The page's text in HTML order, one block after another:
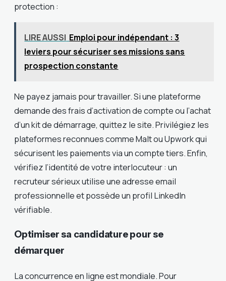
protection :
LIRE AUSSI Emploi pour indépendant : 3
leviers pour sécuriser ses missions sans
prospection constante
Ne payez jamais pour travailler. Si une plateforme
demande des frais d’activation de compte ou l’achat
d’un kit de démarrage, quittez le site. Privilégiez les
plateformes reconnues comme Malt ou Upwork qui
sécurisent les paiements via un compte tiers. Enfin,
vérifiez l’identité de votre interlocuteur : un
recruteur sérieux utilise une adresse email
professionnelle et possède un profil LinkedIn
vérifiable.
Optimiser sa candidature pour se
démarquer
La concurrence en ligne est mondiale. Pour